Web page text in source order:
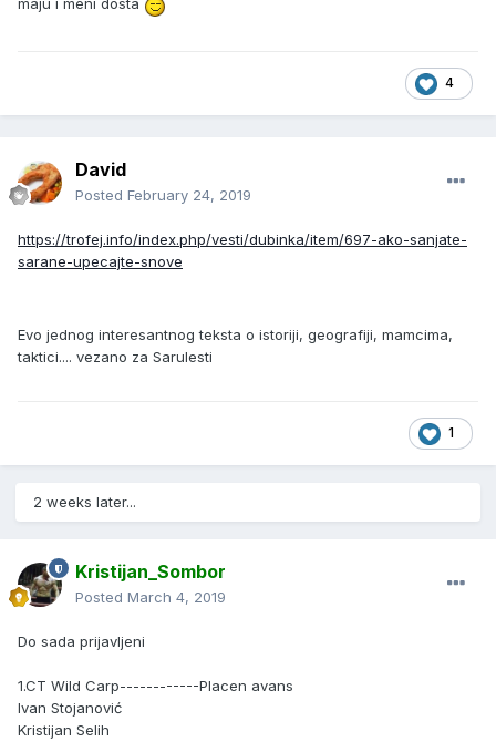
4
David
Posted February 24, 2019
https://trofej.info/index.php/vesti/dubinka/item/697-ako-sanjate-
sarane-upecajte-snove
Evo jednog interesantnog teksta o istoriji, geografiji, mamcima,
taktici.... vezano za Sarulesti
1
2 weeks later...
Kristijan_Sombor
Posted March 4, 2019
Do sada prijavljeni
1.CT Wild Carp------------Placen avans
Ivan Stojanović
Kristijan Selih